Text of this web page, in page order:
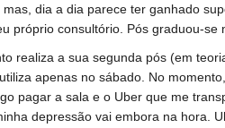
dia a dia parece ter ganhado
próprio consultório. Pós graduou-se
realiza a sua segunda pós (em
apenas no sábado. No
pagar a sala e o Uber que me
depressão vai embora na hora.